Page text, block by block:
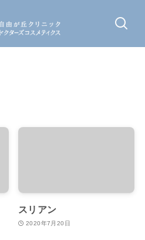
スリアン
2020年7月20日